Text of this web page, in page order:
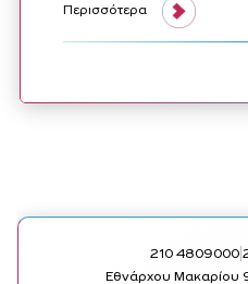
Περισσότερα
210 4809000|
Εθνάρχου Μακαρίου 9